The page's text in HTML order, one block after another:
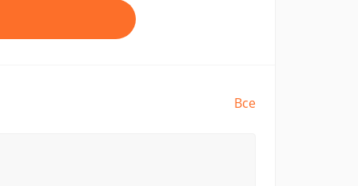
Все